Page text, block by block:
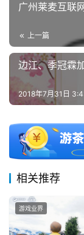
游
茶
对
接
会
上
海
中
文
广州莱麦互联
上一篇
边江、季冠霖
2018年7月31日
相关推荐
游戏业界